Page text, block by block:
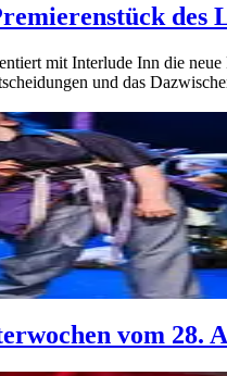
mit Interlude Inn die
und das
vom 28.